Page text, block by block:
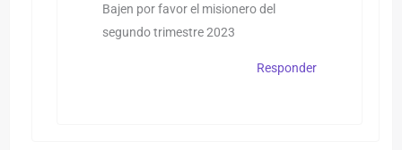
Bajen por favor el misionero del
segundo trimestre 2023
Responder